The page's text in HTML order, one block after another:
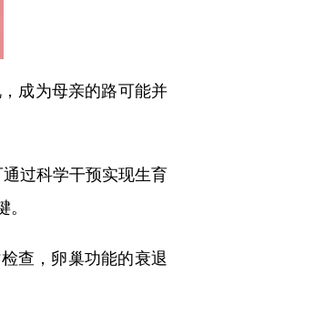
成为母亲的路可能并
过科学干预实现生育
查，卵巢功能的衰退